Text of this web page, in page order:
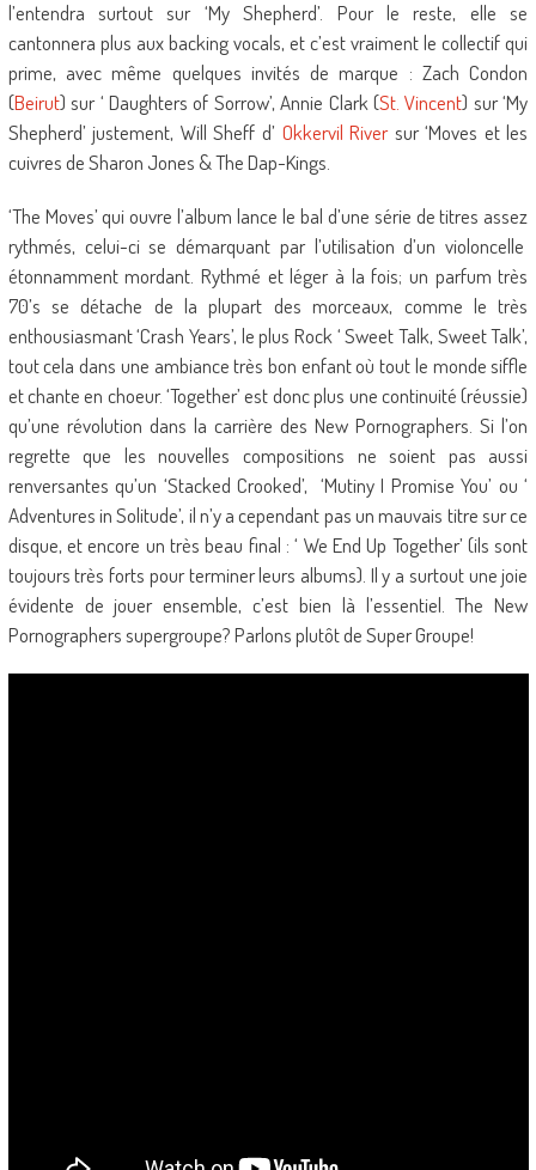
l’entendra surtout sur ‘My Shepherd’. Pour le reste, elle se
cantonnera plus aux backing vocals, et c’est vraiment le collectif qui
prime, avec même quelques invités de marque : Zach Condon
(Beirut) sur ‘ Daughters of Sorrow’, Annie Clark (St. Vincent) sur ‘My
Shepherd’ justement, Will Sheff d’ Okkervil River sur ‘Moves et les
cuivres de Sharon Jones & The Dap-Kings.
‘The Moves’ qui ouvre l’album lance le bal d’une série de titres assez
rythmés, celui-ci se démarquant par l’utilisation d’un violoncelle
étonnamment mordant. Rythmé et léger à la fois; un parfum très
70’s se détache de la plupart des morceaux, comme le très
enthousiasmant ‘Crash Years’, le plus Rock ‘ Sweet Talk, Sweet Talk’,
tout cela dans une ambiance très bon enfant où tout le monde siffle
et chante en choeur. ‘Together’ est donc plus une continuité (réussie)
qu’une révolution dans la carrière des New Pornographers. Si l’on
regrette que les nouvelles compositions ne soient pas aussi
renversantes qu’un ‘Stacked Crooked’, ‘Mutiny I Promise You’ ou ‘
Adventures in Solitude’, il n’y a cependant pas un mauvais titre sur ce
disque, et encore un très beau final : ‘ We End Up Together’ (ils sont
toujours très forts pour terminer leurs albums). Il y a surtout une joie
évidente de jouer ensemble, c’est bien là l’essentiel. The New
Pornographers supergroupe? Parlons plutôt de Super Groupe!